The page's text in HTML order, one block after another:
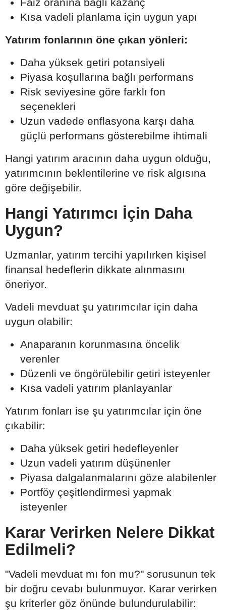
Faiz oranına bağlı kazanç
Kısa vadeli planlama için uygun yapı
Yatırım fonlarının öne çıkan yönleri:
Daha yüksek getiri potansiyeli
Piyasa koşullarına bağlı performans
Risk seviyesine göre farklı fon
seçenekleri
Uzun vadede enflasyona karşı daha
güçlü performans gösterebilme ihtimali
Hangi yatırım aracının daha uygun olduğu,
yatırımcının beklentilerine ve risk algısına
göre değişebilir.
Hangi Yatırımcı İçin Daha
Uygun?
Uzmanlar, yatırım tercihi yapılırken kişisel
finansal hedeflerin dikkate alınmasını
öneriyor.
Vadeli mevduat şu yatırımcılar için daha
uygun olabilir:
Anaparanın korunmasına öncelik
verenler
Düzenli ve öngörülebilir getiri isteyenler
Kısa vadeli yatırım planlayanlar
Yatırım fonları ise şu yatırımcılar için öne
çıkabilir:
Daha yüksek getiri hedefleyenler
Uzun vadeli yatırım düşünenler
Piyasa dalgalanmalarını göze alabilenler
Portföy çeşitlendirmesi yapmak
isteyenler
Karar Verirken Nelere Dikkat
Edilmeli?
"Vadeli mevduat mı fon mu?" sorusunun tek
bir doğru cevabı bulunmuyor. Karar verirken
şu kriterler göz önünde bulundurulabilir: